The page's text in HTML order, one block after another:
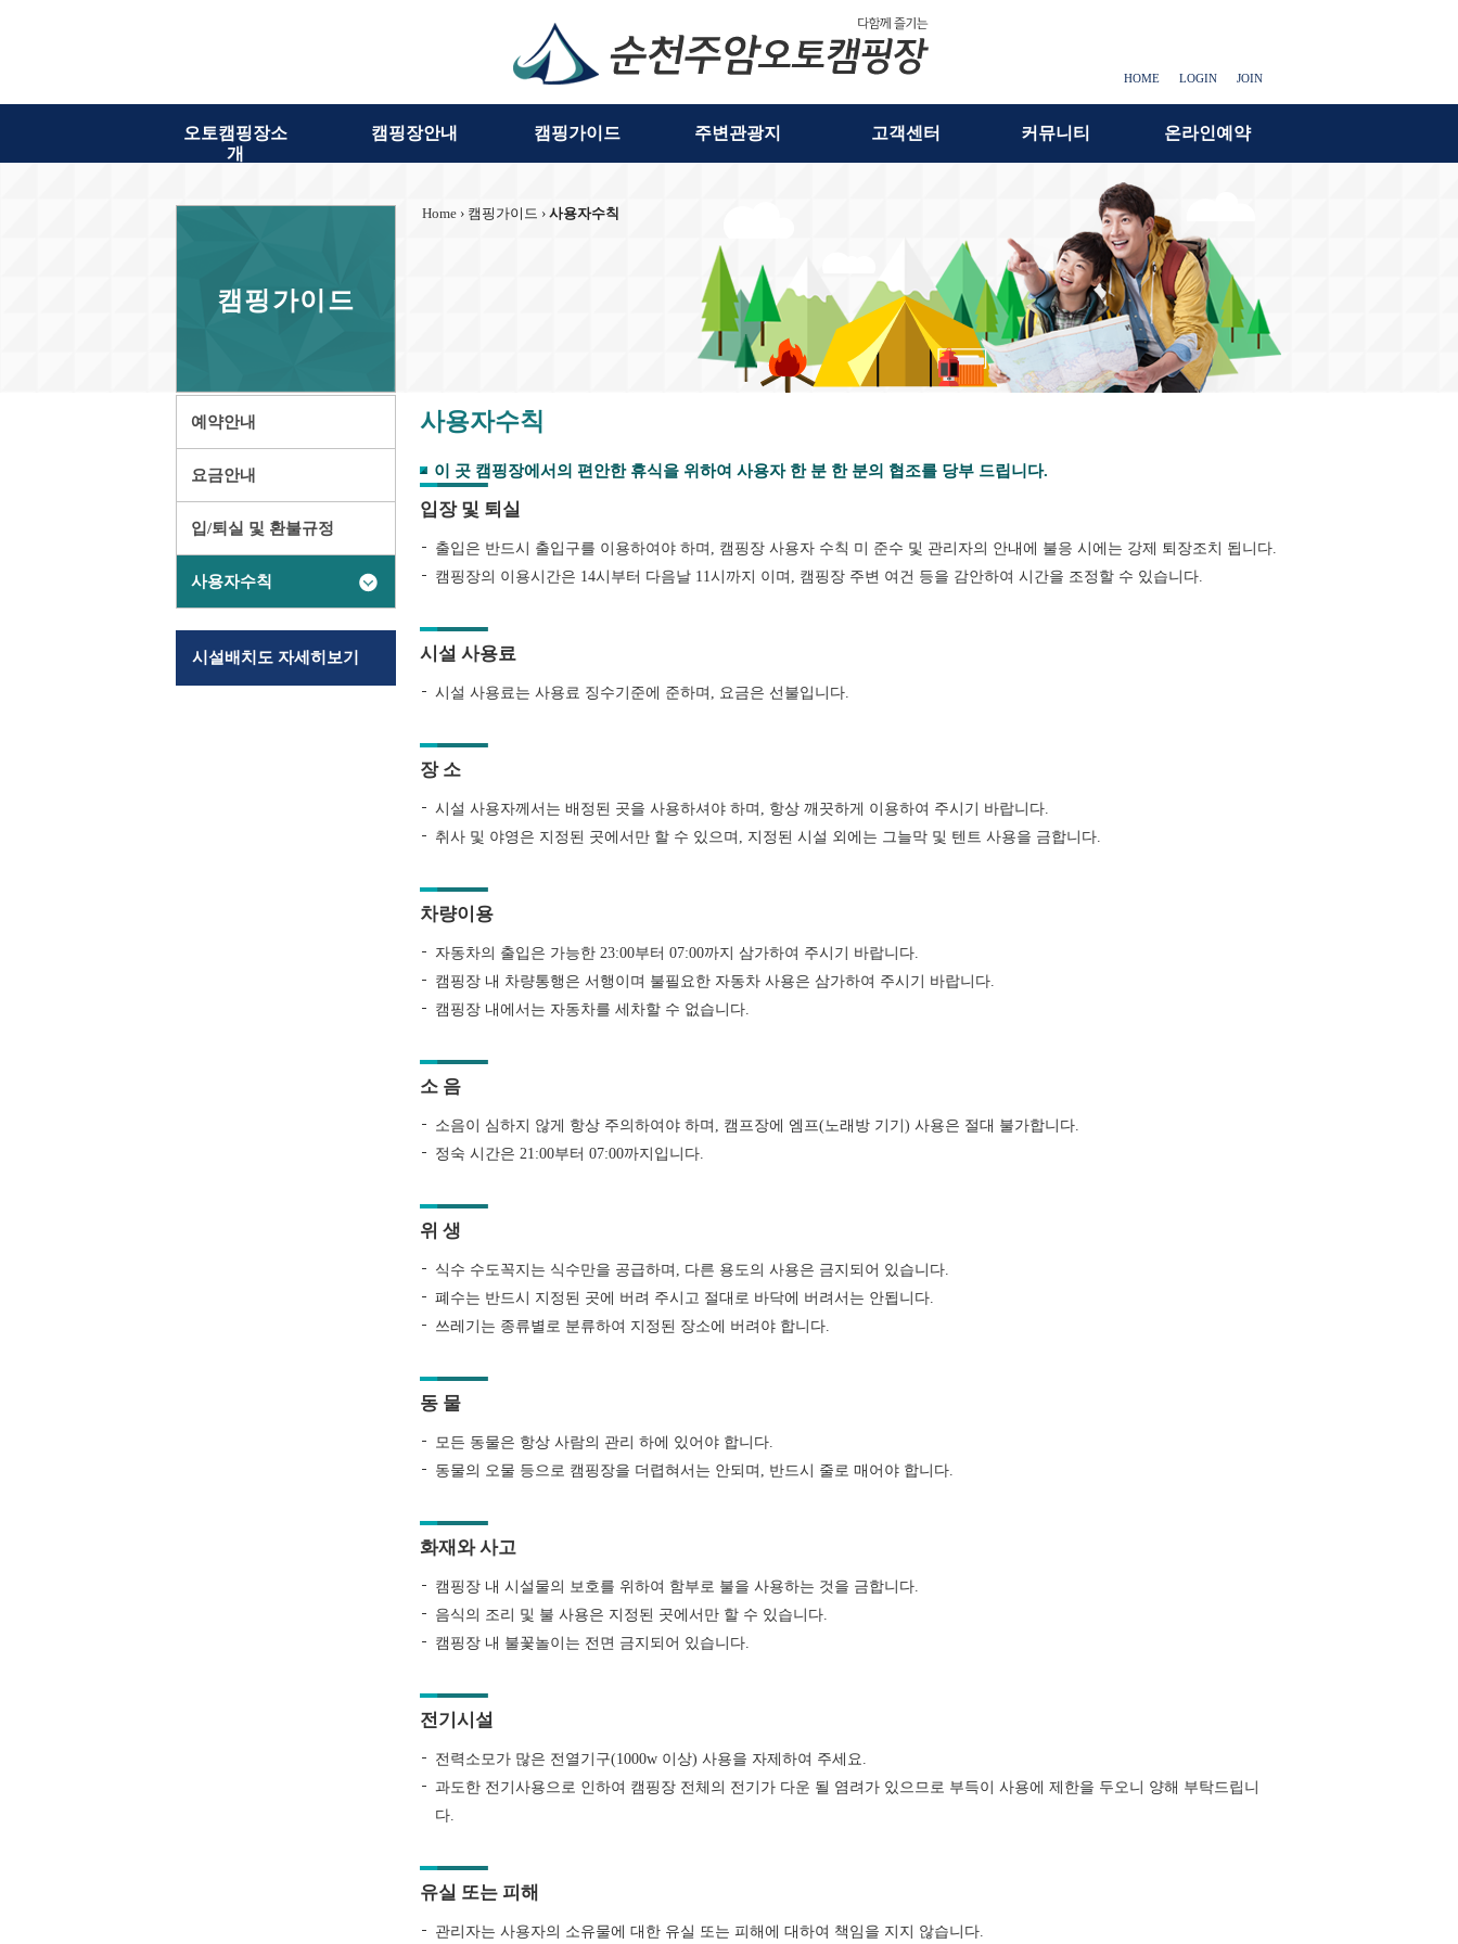
HOME LOGIN JOIN
오토캠핑장소
개
캠핑장안내 캠핑가이드 주변관광지 고객센터 커뮤니티 온라인예약
Home › 캠핑가이드 › 사용자수칙
캠핑가이드
예약안내
요금안내
입/퇴실 및 환불규정
사용자수칙
시설배치도 자세히보기
사용자수칙
이 곳 캠핑장에서의 편안한 휴식을 위하여 사용자 한 분 한 분의 협조를 당부 드립니다.
입장 및 퇴실
출입은 반드시 출입구를 이용하여야 하며, 캠핑장 사용자 수칙 미 준수 및 관리자의 안내에 불응 시에는 강제 퇴장조치 됩니다.
캠핑장의 이용시간은 14시부터 다음날 11시까지 이며, 캠핑장 주변 여건 등을 감안하여 시간을 조정할 수 있습니다.
시설 사용료
시설 사용료는 사용료 징수기준에 준하며, 요금은 선불입니다.
장 소
시설 사용자께서는 배정된 곳을 사용하셔야 하며, 항상 깨끗하게 이용하여 주시기 바랍니다.
취사 및 야영은 지정된 곳에서만 할 수 있으며, 지정된 시설 외에는 그늘막 및 텐트 사용을 금합니다.
차량이용
자동차의 출입은 가능한 23:00부터 07:00까지 삼가하여 주시기 바랍니다.
캠핑장 내 차량통행은 서행이며 불필요한 자동차 사용은 삼가하여 주시기 바랍니다.
캠핑장 내에서는 자동차를 세차할 수 없습니다.
소 음
소음이 심하지 않게 항상 주의하여야 하며, 캠프장에 엠프(노래방 기기) 사용은 절대 불가합니다.
정숙 시간은 21:00부터 07:00까지입니다.
위 생
식수 수도꼭지는 식수만을 공급하며, 다른 용도의 사용은 금지되어 있습니다.
폐수는 반드시 지정된 곳에 버려 주시고 절대로 바닥에 버려서는 안됩니다.
쓰레기는 종류별로 분류하여 지정된 장소에 버려야 합니다.
동 물
모든 동물은 항상 사람의 관리 하에 있어야 합니다.
동물의 오물 등으로 캠핑장을 더렵혀서는 안되며, 반드시 줄로 매어야 합니다.
화재와 사고
캠핑장 내 시설물의 보호를 위하여 함부로 불을 사용하는 것을 금합니다.
음식의 조리 및 불 사용은 지정된 곳에서만 할 수 있습니다.
캠핑장 내 불꽃놀이는 전면 금지되어 있습니다.
전기시설
전력소모가 많은 전열기구(1000w 이상) 사용을 자제하여 주세요.
과도한 전기사용으로 인하여 캠핑장 전체의 전기가 다운 될 염려가 있으므로 부득이 사용에 제한을 두오니 양해 부탁드립니
다.
유실 또는 피해
관리자는 사용자의 소유물에 대한 유실 또는 피해에 대하여 책임을 지지 않습니다.